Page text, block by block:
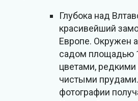
Глубока над
красивейший
Европе. Окружен
садом площадью
цветами, редкими
чистыми
фотографии